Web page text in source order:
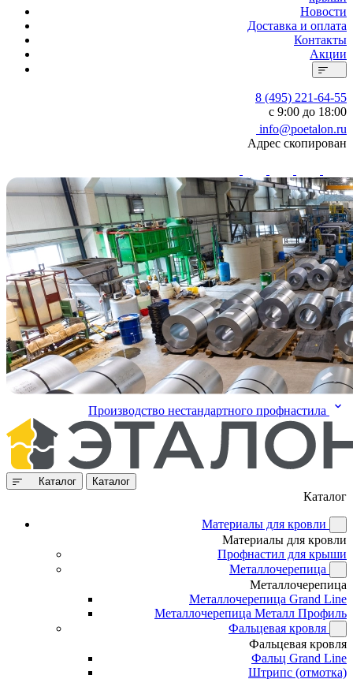
Новости
Доставка и оплата
Контакты
Акции
8 (495) 221-64-55
с 9:00 до 18:00
info@poetalon.ru
Адрес скопирован
Производство нестандартного профнастила
Каталог Каталог
Каталог
Материалы для кровли
Материалы для кровли
Профнастил для крыши
Металлочерепица
Металлочерепица
Металлочерепица Grand Line
Металлочерепица Металл Профиль
Фальцевая кровля
Фальцевая кровля
Фальц Grand Line
Штрипс (отмотка)